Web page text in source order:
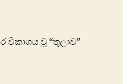
වූ “තුලාව”